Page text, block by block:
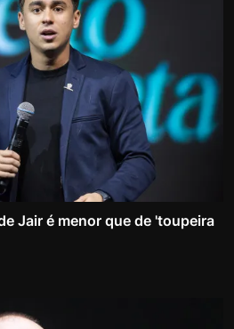
Jair é menor que de 'toupeira